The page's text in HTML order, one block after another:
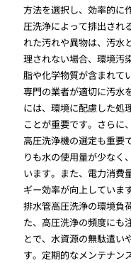
方法を選択し、効率的に
圧洗浄によって排出され
れた汚れや異物は、汚水
理されない場合、環境汚
脂や化学物質が含まれて
専門の業者が適切に汚水
には、環境に配慮した処
ことが重要です。さらに
高圧洗浄機の選定も重要
りも水の使用量が少なく
います。また、電力消費
ギー効率が向上していま
排水管高圧洗浄の環境負
た、高圧洗浄の頻度にも
とで、水資源の無駄遣い
す。定期的なメンテナン